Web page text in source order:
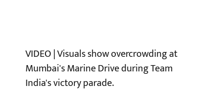
VIDEO | Visuals show overcrowding at
Mumbai's Marine Drive during Team
India's victory parade.